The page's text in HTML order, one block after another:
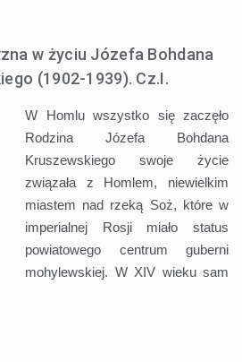
w życiu Józefa Bohdana
(1902-1939). Cz.I.
W Homlu wszystko się zaczęło
Rodzina Józefa Bohdana
Kruszewskiego swoje życie
związała z Homlem, niewielkim
miastem nad rzeką Soż, które w
imperialnej Rosji miało status
powiatowego centrum guberni
mohylewskiej. W XIV wieku sam